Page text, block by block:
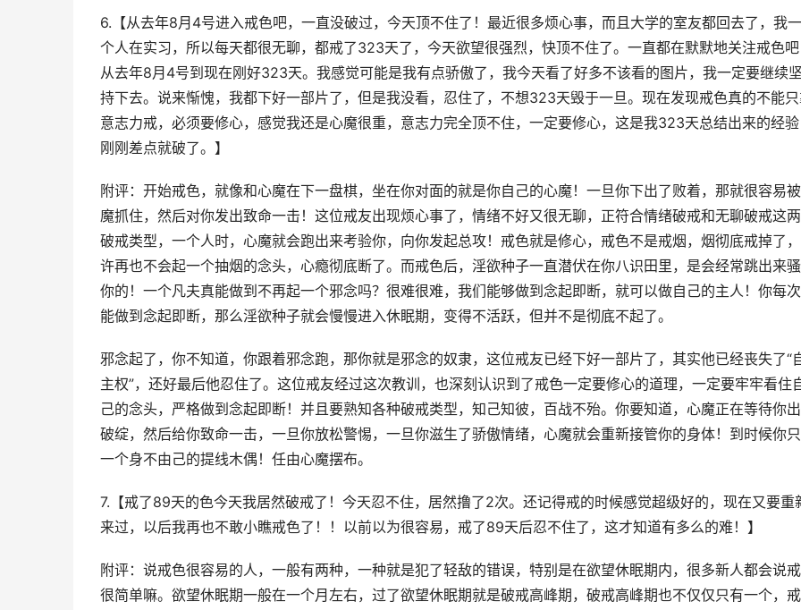
6.【从去年8月4号进入戒色吧，一直没破过，今天顶不住了！最近很多烦心事，而且大学的室友都回去了，我一
个人在实习，所以每天都很无聊，都戒了323天了，今天欲望很强烈，快顶不住了。一直都在默默地关注戒色吧
从去年8月4号到现在刚好323天。我感觉可能是我有点骄傲了，我今天看了好多不该看的图片，我一定要继续坚
持下去。说来惭愧，我都下好一部片了，但是我没看，忍住了，不想323天毁于一旦。现在发现戒色真的不能
意志力戒，必须要修心，感觉我还是心魔很重，意志力完全顶不住，一定要修心，这是我323天总结出来的经验
刚刚差点就破了。】
附评：开始戒色，就像和心魔在下一盘棋，坐在你对面的就是你自己的心魔！一旦你下出了败着，那就很容易
魔抓住，然后对你发出致命一击！这位戒友出现烦心事了，情绪不好又很无聊，正符合情绪破戒和无聊破戒这
破戒类型，一个人时，心魔就会跑出来考验你，向你发起总攻！戒色就是修心，戒色不是戒烟，烟彻底戒掉了
许再也不会起一个抽烟的念头，心瘾彻底断了。而戒色后，淫欲种子一直潜伏在你八识田里，是会经常跳出来
你的！一个凡夫真能做到不再起一个邪念吗？很难很难，我们能够做到念起即断，就可以做自己的主人！你每
能做到念起即断，那么淫欲种子就会慢慢进入休眠期，变得不活跃，但并不是彻底不起了。
邪念起了，你不知道，你跟着邪念跑，那你就是邪念的奴隶，这位戒友已经下好一部片了，其实他已经丧失了“
主权”，还好最后他忍住了。这位戒友经过这次教训，也深刻认识到了戒色一定要修心的道理，一定要牢牢看住
己的念头，严格做到念起即断！并且要熟知各种破戒类型，知己知彼，百战不殆。你要知道，心魔正在等待你
破绽，然后给你致命一击，一旦你放松警惕，一旦你滋生了骄傲情绪，心魔就会重新接管你的身体！到时候你
一个身不由己的提线木偶！任由心魔摆布。
7.【戒了89天的色今天我居然破戒了！今天忍不住，居然撸了2次。还记得戒的时候感觉超级好的，现在又要重
来过，以后我再也不敢小瞧戒色了！！以前以为很容易，戒了89天后忍不住了，这才知道有多么的难！】
附评：说戒色很容易的人，一般有两种，一种就是犯了轻敌的错误，特别是在欲望休眠期内，很多新人都会说
很简单嘛。欲望休眠期一般在一个月左右，过了欲望休眠期就是破戒高峰期，破戒高峰期也不仅仅只有一个，戒